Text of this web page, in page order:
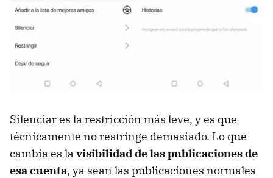
Silenciar es la restricción más leve, y es que
técnicamente no restringe demasiado. Lo que
cambia es la visibilidad de las publicaciones de
esa cuenta, ya sean las publicaciones normales